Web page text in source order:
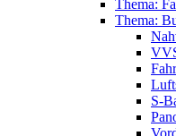
Thema:
Thema:
S-